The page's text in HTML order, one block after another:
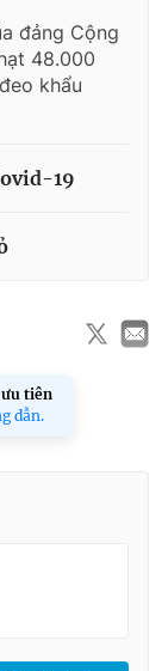
đảng Cộng
48.000
khẩu
19
tiên
dẫn.